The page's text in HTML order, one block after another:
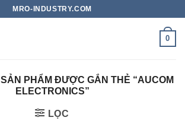
MRO-INDUSTRY.COM
0
SẢN PHẨM ĐƯỢC GẮN THẺ “AUCOM
ELECTRONICS”
LỌC